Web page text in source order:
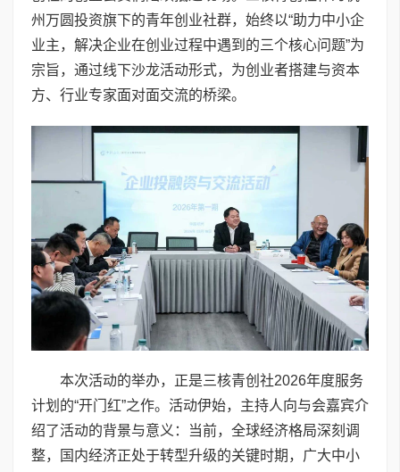
州万圆投资旗下的青年创业社群，始终以“助力中小企
业主，解决企业在创业过程中遇到的三个核心问题”为
宗旨，通过线下沙龙活动形式，为创业者搭建与资本
方、行业专家面对面交流的桥梁。
本次活动的举办，正是三核青创社2026年度服务
计划的“开门红”之作。活动伊始，主持人向与会嘉宾介
绍了活动的背景与意义：当前，全球经济格局深刻调
整，国内经济正处于转型升级的关键时期，广大中小